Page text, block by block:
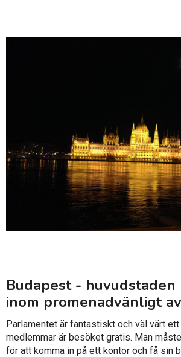
Budapest -
inom promenadvänligt
Parlamentet är fantastiskt och väl värt ett
medlemmar är besöket gratis. Man
för att komma in på ett kontor och få sin